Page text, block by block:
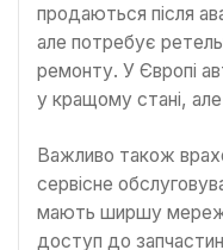
продаються після
але потребує
ремонту. У Європі
у кращому стані,
Важливо також
сервісне
мають ширшу мережу
доступ до